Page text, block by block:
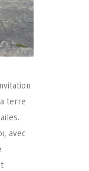
terre
avec